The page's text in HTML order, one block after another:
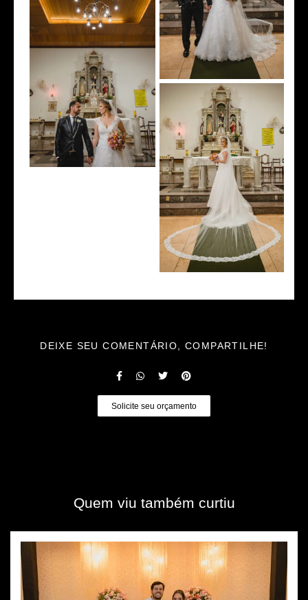
DEIXE SEU COMENTÁRIO, COMPARTILHE!
Solicite seu orçamento
Quem viu também curtiu